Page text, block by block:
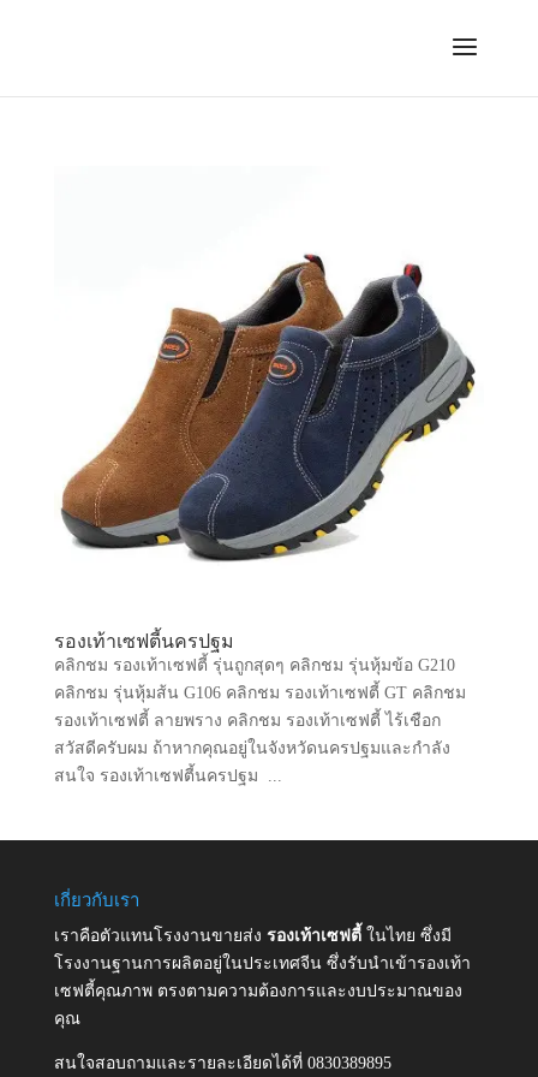
รองเท้าเซฟตี้นครปฐม
คลิกชม รองเท้าเซฟตี้ รุ่นถูกสุดๆ คลิกชม รุ่นหุ้มข้อ G210
คลิกชม รุ่นหุ้มส้น G106 คลิกชม รองเท้าเซฟตี้ GT คลิกชม
รองเท้าเซฟตี้ ลายพราง คลิกชม รองเท้าเซฟตี้ ไร้เชือก
สวัสดีครับผม ถ้าหากคุณอยู่ในจังหวัดนครปฐมและกำลัง
สนใจ รองเท้าเซฟตี้นครปฐม ...
เกี่ยวกับเรา
เราคือตัวแทนโรงงานขายส่ง รองเท้าเซฟตี้ ในไทย ซึ่งมี
โรงงานฐานการผลิตอยู่ในประเทศจีน ซึ่งรับนำเข้ารองเท้า
เซฟตี้คุณภาพ ตรงตามความต้องการและงบประมาณของ
คุณ
สนใจสอบถามและรายละเอียดได้ที่ 0830389895